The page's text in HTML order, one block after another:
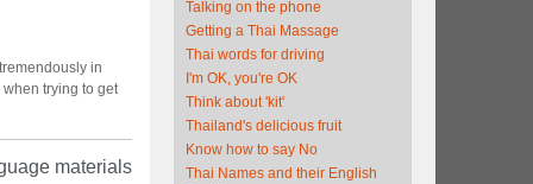
in
trying to get
materials
Talking on the phone
Getting a Thai Massage
Thai words for driving
I'm OK, you're OK
Think about 'kit'
Thailand's delicious fruit
Know how to say No
Thai Names and their English